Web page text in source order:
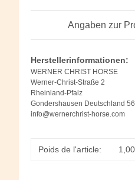
Angaben zur
Herstellerinformationen:
WERNER CHRIST HORSE
Werner-Christ-Straße 2
Rheinland-Pfalz
Gondershausen Deutschland
info@wernerchrist-horse.com
Poids de l'article: 1,00